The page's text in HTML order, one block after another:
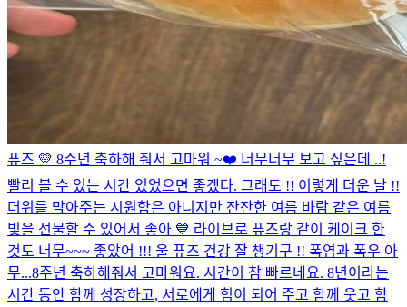
퓨즈 💛 8주년 축하해 줘서 고마워 ~❤️ 너무너무 보고 싶은데 ..!
빨리 볼 수 있는 시간 있었으면 좋겠다. 그래도 !! 이렇게 더운 날 !!
더위를 막아주는 시원함은 아니지만 잔잔한 여름 바람 같은 여름
빛을 선물할 수 있어서 좋아 💙 라이브로 퓨즈랑 같이 케이크 한
것도 너무~~~ 좋았어 !!! 울 퓨즈 건강 잘 챙기구 !! 폭염과 폭우 아
무...8주년 축하해줘서 고마워요. 시간이 참 빠르네요. 8년이라는
시간 동안 함께 성장하고, 서로에게 힘이 되어 주고 함께 웃고 함